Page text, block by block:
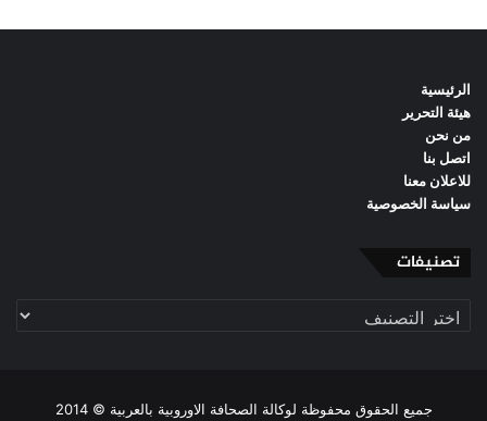
الرئيسية
هيئة التحرير
من نحن
اتصل بنا
للاعلان معنا
سياسة الخصوصية
تصنيفات
تصنيفات
جميع الحقوق محفوظة لوكالة الصحافة الاوروبية بالعربية © 2014